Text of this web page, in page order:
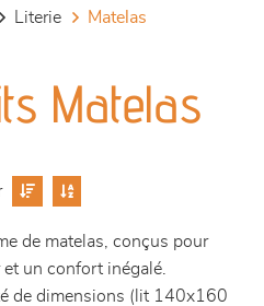
literie matelas
Matelas
de matelas, conçus pour
un confort inégalé.
de dimensions (lit 140x160